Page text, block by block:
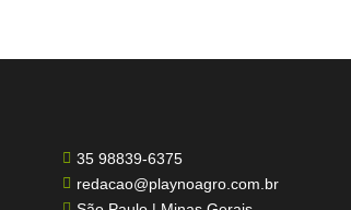
 35 98839-6375
 redacao@playnoagro.com.br